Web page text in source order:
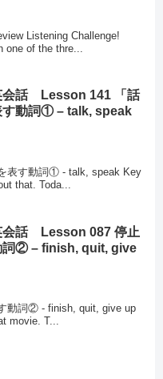
Listening Challenge!
one of the thre...
会話 Lesson 141 「話
す動詞① – talk, speak
表す動詞① - talk, speak Key
that. Toda...
会話 Lesson 087 停止
詞② – finish, quit, give
動詞② - finish, quit, give up
movie. T...